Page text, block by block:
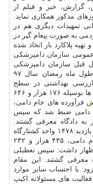
گزارش، خبر و فیلم از
مذكور همكاری نماید.
تمهیدات دیگری هم در
به صورت پیغام گیر در
پلاكارد باز اتخاذ شده
سازمان دامپزشكی
قبل سازمان دامپزشكی
كشور در استفاده از ۳۸۶۱۳ اكیپ در طول ماه رمضان سال ۹۷
و بازرسی بهداشتی در سطح
كشور اظهار داشت: با اقدامات این اكیپ ها بوسیله ۱۷۶ هزار و ۶۴۶
فرآورده های خام دامی،
خام دامی ضبط شد كه سپس
خاطی ۷۵۹ مورد باز به دادگاه معرفی گشتند.
برومندفر با اشاره به اینكه بوسیله ۸۴۸۵ بازدید ۱۴۷۸ واحد كشتارگاه
ها و مراكز بسته بندی فرآورده های خام دامی، ۴۳۵ هزار و ۲۳۲
داشت: سپس تعطیلی
به دادگاه معرفی گشتند. این مقام
با احتساب سایر موارد
های مسئولانه اكیپ